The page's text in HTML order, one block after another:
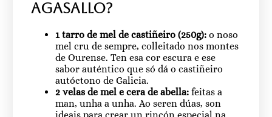
agasallo?
1 tarro de mel de castiñeiro (250g):o noso
mel cru de sempre, colleitado nos montes
de Ourense. Ten esa cor escura e ese
sabor auténtico que só dá o castiñeiro
autóctono de Galicia.
2 velas de mel e cera de abella:feitas a
man, unha a unha. Ao seren dúas, son
ideais para crear un rincón especial na